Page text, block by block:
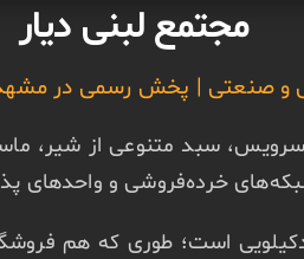
مجتمع لبنی دیار
و صنعتی | پخش رسمی در مشهد
سبد متنوعی از شیر،
خرده‌فروشی و واحدهای
است؛ طوری که هم